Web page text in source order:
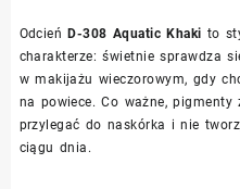
Odcień D-308 Aquatic Khaki to
charakterze: świetnie sprawdza
w makijażu wieczorowym, gdy
na powiece. Co ważne, pigmenty
przylegać do naskórka i nie
ciągu dnia.